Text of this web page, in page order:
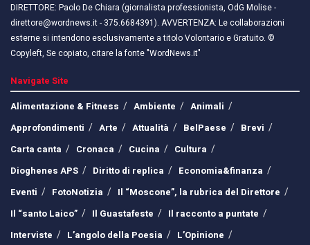
DIRETTORE: Paolo De Chiara (giornalista professionista, OdG Molise -
direttore@wordnews.it - ​​375.6684391). AVVERTENZA: Le collaborazioni
esterne si intendono esclusivamente a titolo Volontario e Gratuito. ©
Copyleft, Se copiato, citare la fonte "WordNews.it"
Navigate Site
Alimentazione & Fitness
Ambiente
Animali
Approfondimenti
Arte Attualità BelPaese
Brevi
Carta canta
Cronaca Cucina
Cultura
Dioghenes APS
Diritto di replica
Economia&finanza
Eventi
FotoNotizia
Il “Moscone”, la rubrica del Direttore
Il “santo Laico”
Il Guastafeste
Il racconto a puntate
Interviste
L’angolo della Poesia
L’Opinione